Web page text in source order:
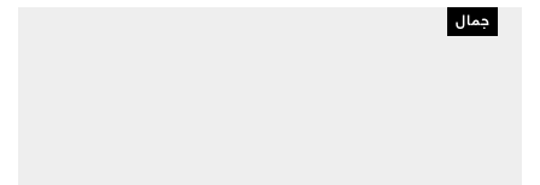
جمال